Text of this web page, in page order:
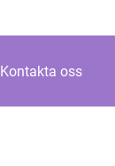
Kontakta oss